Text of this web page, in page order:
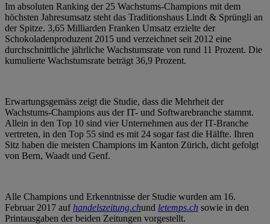
Im absoluten Ranking der 25 Wachstums-Champions mit dem
höchsten Jahresumsatz steht das Traditionshaus Lindt & Sprüngli an
der Spitze. 3,65 Milliarden Franken Umsatz erzielte der
Schokoladenproduzent 2015 und verzeichnet seit 2012 eine
durchschnittliche jährliche Wachstumsrate von rund 11 Prozent. Die
kumulierte Wachstumsrate beträgt 36,9 Prozent.
Erwartungsgemäss zeigt die Studie, dass die Mehrheit der
Wachstums-Champions aus der IT- und Softwarebranche stammt.
Allein in den Top 10 sind vier Unternehmen aus der IT-Branche
vertreten, in den Top 55 sind es mit 24 sogar fast die Hälfte. Ihren
Sitz haben die meisten Champions im Kanton Zürich, dicht gefolgt
von Bern, Waadt und Genf.
Alle Champions und Erkenntnisse der Studie wurden am 16.
Februar 2017 auf handelszeitung.chund letemps.ch sowie in den
Printausgaben der beiden Zeitungen vorgestellt.